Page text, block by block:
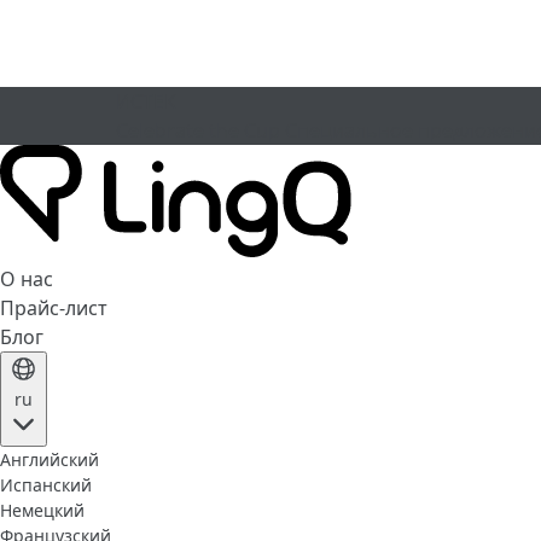
О нас
Прайс-лист
Блог
ru
Английский
Испанский
Немецкий
Французский